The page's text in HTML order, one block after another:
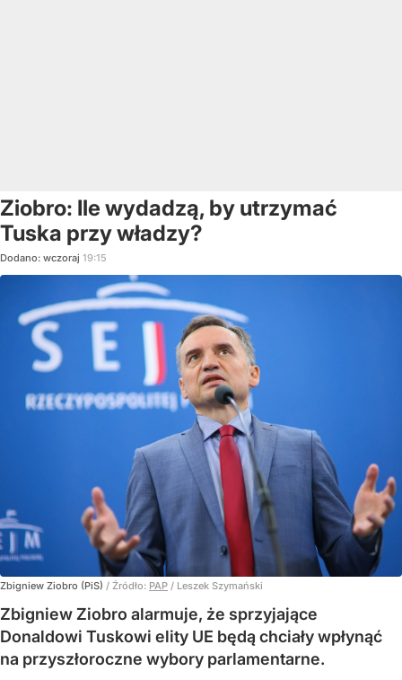
Ziobro: Ile wydadzą, by utrzymać
Tuska przy władzy?
Dodano: wczoraj 19:15
Zbigniew Ziobro (PiS) / Źródło: PAP / Leszek Szymański
Zbigniew Ziobro alarmuje, że sprzyjające
Donaldowi Tuskowi elity UE będą chciały wpłynąć
na przyszłoroczne wybory parlamentarne.